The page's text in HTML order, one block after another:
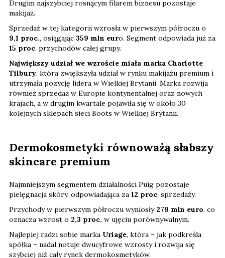
Drugim najszybciej rosnącym filarem biznesu pozostaje
makijaż.
Sprzedaż w tej kategorii wzrosła w pierwszym półroczu o
9,1 proc., osiągając 359 mln euro. Segment odpowiada już za
15 proc. przychodów całej grupy.
Największy udział we wzroście miała marka Charlotte
Tilbury, która zwiększyła udział w rynku makijażu premium i
utrzymała pozycję lidera w Wielkiej Brytanii. Marka rozwija
również sprzedaż w Europie kontynentalnej oraz nowych
krajach, a w drugim kwartale pojawiła się w około 30
kolejnych sklepach sieci Boots w Wielkiej Brytanii.
Dermokosmetyki równoważą słabszy
skincare premium
Najmniejszym segmentem działalności Puig pozostaje
pielęgnacja skóry, odpowiadająca za 12 proc. sprzedaży.
Przychody w pierwszym półroczu wyniosły 279 mln euro, co
oznacza wzrost o 2,3 proc. w ujęciu porównywalnym.
Najlepiej radzi sobie marka Uriage, która – jak podkreśla
spółka – nadal notuje dwucyfrowe wzrosty i rozwija się
szybciej niż cały rynek dermokosmetyków.